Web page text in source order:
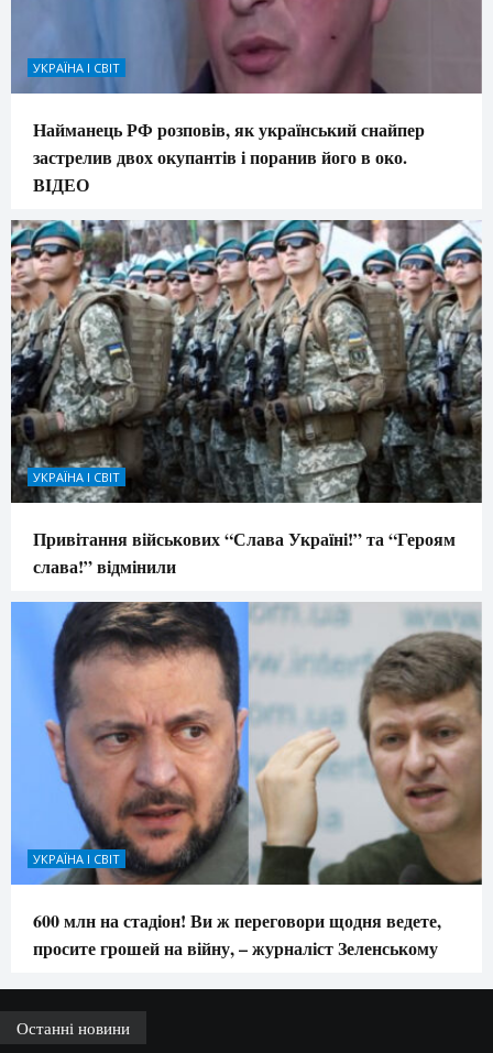
УКРАЇНА І СВІТ
Найманець РФ розповів, як український снайпер
застрелив двох окупантів і поранив його в око.
ВIДЕО
УКРАЇНА І СВІТ
Привітання військових “Слава Україні!” та “Героям
слава!” відмінили
УКРАЇНА І СВІТ
600 млн на стадіон! Ви ж переговори щодня ведете,
просите грошей на війну, – журналіст Зеленському
Останні новини